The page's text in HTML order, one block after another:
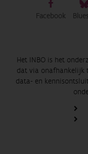
Facebook
Het INBO is het
dat via onafhankelijk
data- en